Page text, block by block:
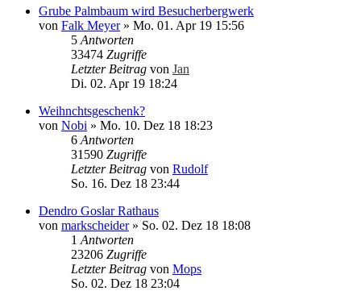
Grube Palmbaum wird Besucherbergwerk
von Falk Meyer» Mo. 01. Apr 19 15:56
5 Antworten
33474 Zugriffe
Letzter Beitrag von Jan
Di. 02. Apr 19 18:24
Weihnchtsgeschenk?
von Nobi » Mo. 10. Dez 18 18:23
6 Antworten
31590 Zugriffe
Letzter Beitrag von Rudolf
So. 16. Dez 18 23:44
Dendro Goslar Rathaus
von markscheider» So. 02. Dez 18 18:08
1 Antworten
23206 Zugriffe
Letzter Beitrag von Mops
So. 02. Dez 18 23:04